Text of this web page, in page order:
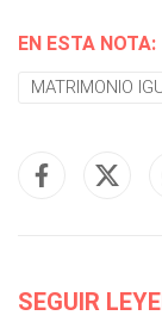
EN ESTA NOTA:
MATRIMONIO
SEGUIR